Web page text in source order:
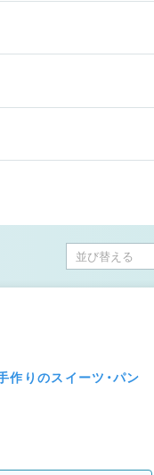
作りのスイーツ・パン